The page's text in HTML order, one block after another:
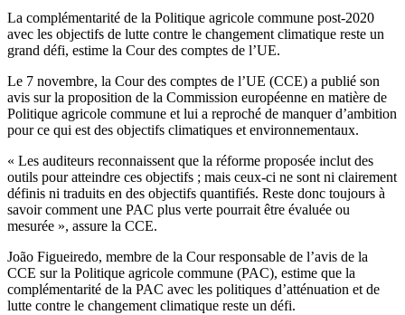
La complémentarité de la Politique agricole commune post-2020
avec les objectifs de lutte contre le changement climatique reste un
grand défi, estime la Cour des comptes de l’UE.
Le 7 novembre, la Cour des comptes de l’UE (CCE) a publié son
avis sur la proposition de la Commission européenne en matière de
Politique agricole commune et lui a reproché de manquer d’ambition
pour ce qui est des objectifs climatiques et environnementaux.
« Les auditeurs reconnaissent que la réforme proposée inclut des
outils pour atteindre ces objectifs ; mais ceux-ci ne sont ni clairement
définis ni traduits en des objectifs quantifiés. Reste donc toujours à
savoir comment une PAC plus verte pourrait être évaluée ou
mesurée », assure la CCE.
João Figueiredo, membre de la Cour responsable de l’avis de la
CCE sur la Politique agricole commune (PAC), estime que la
complémentarité de la PAC avec les politiques d’atténuation et de
lutte contre le changement climatique reste un défi.